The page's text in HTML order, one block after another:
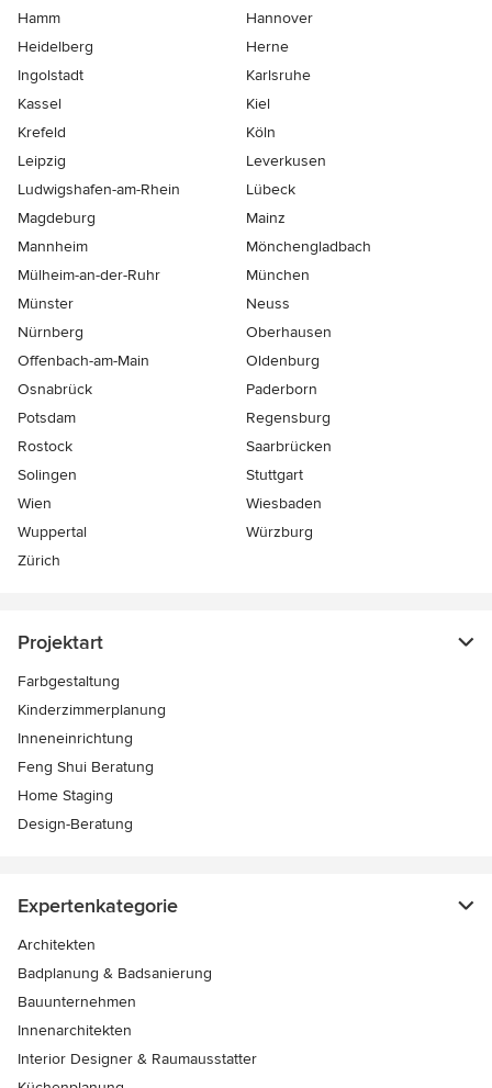
Hamm
Hannover
Heidelberg
Herne
Ingolstadt
Karlsruhe
Kassel
Kiel
Krefeld
Köln
Leipzig
Leverkusen
Ludwigshafen-am-Rhein
Lübeck
Magdeburg
Mainz
Mannheim
Mönchen­gladbach
Mülheim-an-der-Ruhr
München
Münster
Neuss
Nürnberg
Oberhausen
Offenbach-am-Main
Oldenburg
Osnabrück
Paderborn
Potsdam
Regensburg
Rostock
Saarbrücken
Solingen
Stuttgart
Wien
Wiesbaden
Wuppertal
Würzburg
Zürich
Projektart
Farbgestaltung
Kinderzimmerplanung
Inneneinrichtung
Feng Shui Beratung
Home Staging
Design-Beratung
Expertenkategorie
Architekten
Badplanung & Badsanierung
Bauunternehmen
Innenarchitekten
Interior Designer & Raumausstatter